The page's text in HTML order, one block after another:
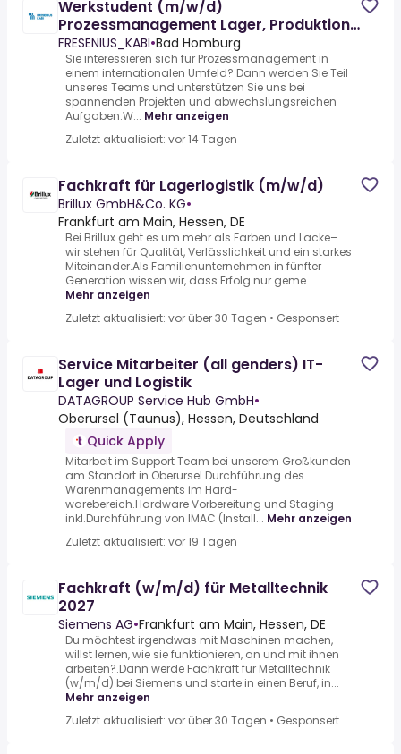
Werkstudent (m/w/d)
Prozessmanagement Lager, Produktion
& Instandhaltung
FRESENIUS_KABI•Bad Homburg
Sie interessieren sich für Prozessmanagement in
einem internationalen Umfeld? Dann werden Sie Teil
unseres Teams und unterstützen Sie uns bei
spannenden Projekten und abwechslungsreichen
Aufgaben.W... Mehr anzeigen
Zuletzt aktualisiert: vor 14 Tagen
Fachkraft für Lagerlogistik (m/w/d)
Brillux GmbH&Co. KG•
Frankfurt am Main, Hessen, DE
Bei Brillux geht es um mehr als Farben und Lacke–
wir stehen für Qualität, Verlässlichkeit und ein starkes
Miteinander.Als Familienunternehmen in fünfter
Generation wissen wir, dass Erfolg nur geme...
Mehr anzeigen
Zuletzt aktualisiert: vor über 30 Tagen • Gesponsert
Service Mitarbeiter (all genders) IT-
Lager und Logistik
DATAGROUP Service Hub GmbH•
Oberursel (Taunus), Hessen, Deutschland
Quick Apply
Mitarbeit im Support Team bei unserem Großkunden
am Standort in Oberursel.Durchführung des
Warenmanagements im Hard-
warebereich.Hardware Vorbereitung und Staging
inkl.Durchführung von IMAC (Install... Mehr anzeigen
Zuletzt aktualisiert: vor 19 Tagen
Fachkraft (w/m/d) für Metalltechnik
2027
Siemens AG•Frankfurt am Main, Hessen, DE
Du möchtest irgendwas mit Maschinen machen,
willst lernen, wie sie funktionieren, an und mit ihnen
arbeiten?.Dann werde Fachkraft für Metalltechnik
(w/m/d) bei Siemens und starte in einen Beruf, in...
Mehr anzeigen
Zuletzt aktualisiert: vor über 30 Tagen • Gesponsert